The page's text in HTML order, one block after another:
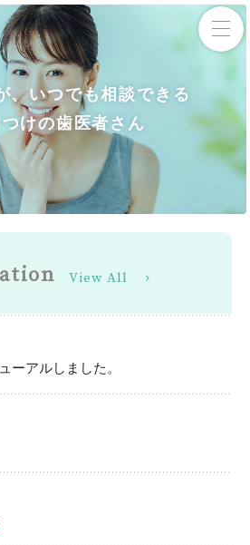
、いつでも相談できる
けの歯医者さん
View All
ーアルしました。